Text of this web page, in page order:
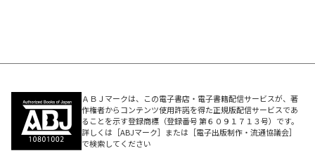
ＡＢＪマークは、この電子書店・電子書籍配信サービスが、著
作権者からコンテンツ使用許諾を得た正規版配信サービスであ
ることを示す登録商標（登録番号 第６０９１７１３号）です。
詳しくは［ABJマーク］または［電子出版制作・流通協議会］
で検索してください